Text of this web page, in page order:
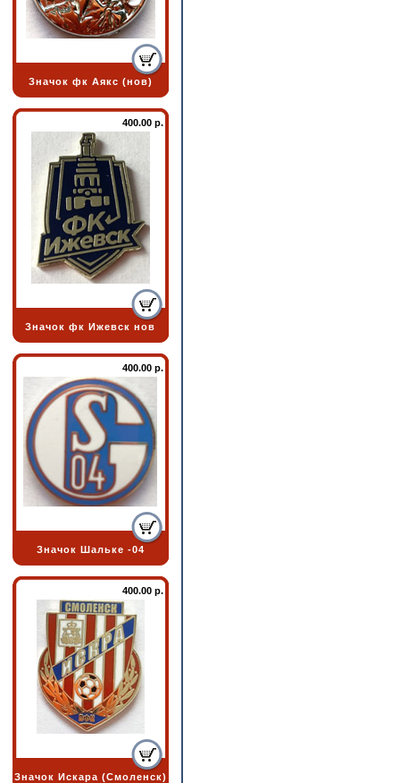
Значок фк Аякс (нов)
400.00 р.
Значок фк Ижевск нов
400.00 р.
Значок Шальке -04
400.00 р.
Значок Искара (Смоленск)